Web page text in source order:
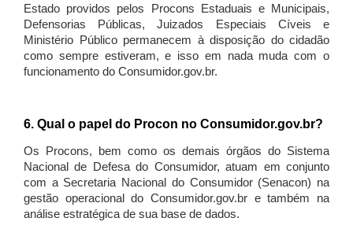
Estado providos pelos Procons Estaduais e Municipais,
Defensorias Públicas, Juizados Especiais Cíveis e
Ministério Público permanecem à disposição do cidadão
como sempre estiveram, e isso em nada muda com o
funcionamento do Consumidor.gov.br.
6. Qual o papel do Procon no Consumidor.gov.br?
Os Procons, bem como os demais órgãos do Sistema
Nacional de Defesa do Consumidor, atuam em conjunto
com a Secretaria Nacional do Consumidor (Senacon) na
gestão operacional do Consumidor.gov.br e também na
análise estratégica de sua base de dados.